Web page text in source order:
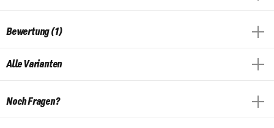
Bewertung (1)
Alle Varianten
Noch Fragen?